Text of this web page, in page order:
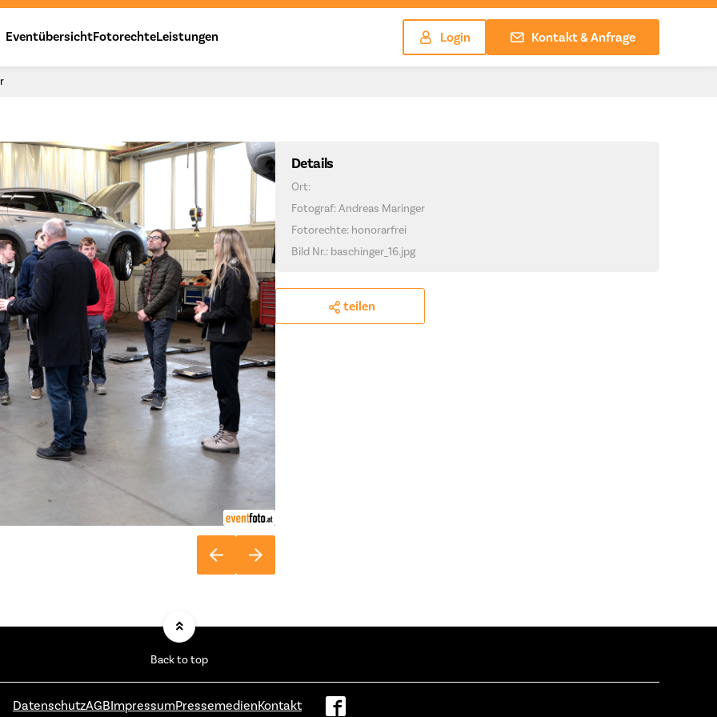
EventübersichtFotorechteLeistungen Login Kontakt & Anfrage
Details
Ort:
Fotograf: Andreas Maringer
Fotorechte: honorarfrei
Bild Nr.: baschinger_16.jpg
teilen
Back to top
DatenschutzAGBImpressumPressemedienKontakt